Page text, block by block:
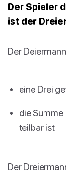
Der Spieler
ist der
Der
eine Drei
die
teilbar ist
Der